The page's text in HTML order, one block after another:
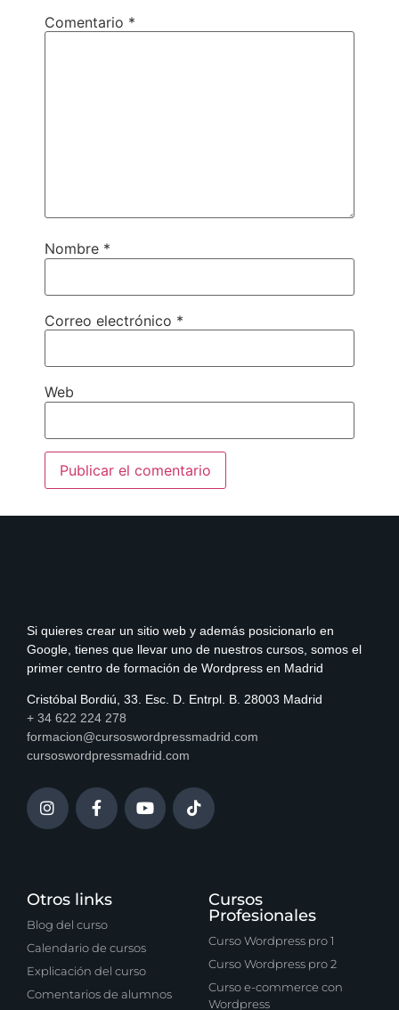
Comentario *
Nombre *
Correo electrónico *
Web
Si quieres crear un sitio web y además posicionarlo en
Google, tienes que llevar uno de nuestros cursos, somos el
primer centro de formación de Wordpress en Madrid
Cristóbal Bordiú, 33. Esc. D. Entrpl. B. 28003 Madrid
+ 34 622 224 278
formacion@cursoswordpressmadrid.com
cursoswordpressmadrid.com
Otros links
Blog del curso
Calendario de cursos
Explicación del curso
Comentarios de alumnos
Cursos
Profesionales
Curso Wordpress pro 1
Curso Wordpress pro 2
Curso e-commerce con
Wordpress